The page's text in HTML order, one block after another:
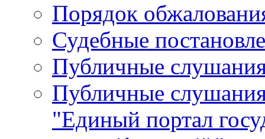
Порядок
Судебные
Публичные
Публичные
"Единый портал